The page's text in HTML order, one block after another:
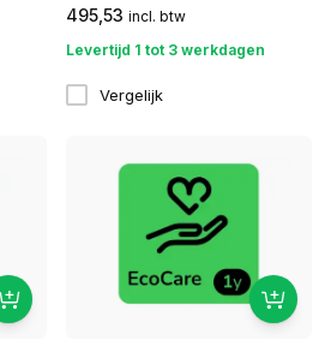
495,53 incl. btw
Levertijd 1 tot 3 werkdagen
Vergelijk